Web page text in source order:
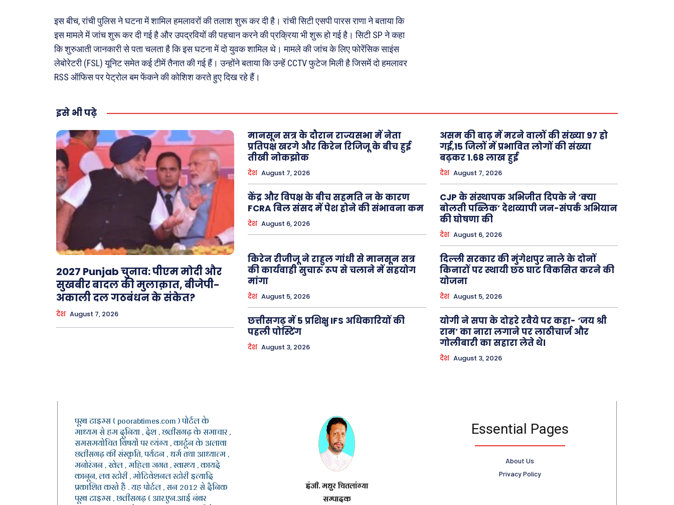
स्वास्थ्य
क़ायदे क़ानून जानकारी
कैरियर और शिक्षा
इस बीच, रांची पुलिस ने घटना में शामिल हमलावरों की तलाश शुरू कर दी है। रांची सिटी एसपी पारस राणा ने बताया कि
इस मामले में जांच शुरू कर दी गई है और उपद्रवियों की पहचान करने की प्रक्रिया भी शुरू हो गई है। सिटी SP ने कहा
कि शुरुआती जानकारी से पता चलता है कि इस घटना में दो युवक शामिल थे। मामले की जांच के लिए फोरेंसिक साइंस
लेबोरेटरी (FSL) यूनिट समेत कई टीमें तैनात की गई हैं। उन्होंने बताया कि उन्हें CCTV फुटेज मिली है जिसमें दो हमलावर
RSS ऑफिस पर पेट्रोल बम फेंकने की कोशिश करते हुए दिख रहे हैं।
इसे भी पढ़े
2027 Punjab चुनाव: पीएम मोदी और
सुखबीर बादल की मुलाक़ात, बीजेपी-
अकाली दल गठबंधन के संकेत?
देश August 7, 2026
मानसून सत्र के दौरान राज्यसभा में नेता
प्रतिपक्ष खरगे और किरेन रिजिजू के बीच हुई
तीखी नोकझोक
देश August 7, 2026
असम की बाढ़ में मरने वालों की संख्या 97 हो
गई,15 जिलों में प्रभावित लोगों की संख्या
बढ़कर 1.68 लाख हुई
देश August 7, 2026
केंद्र और विपक्ष के बीच सहमति न के कारण
FCRA बिल संसद में पेश होने की संभावना कम
देश August 6, 2026
CJP के संस्थापक अभिजीत दिपके ने ‘क्या
बोलती पब्लिक’ देशव्यापी जन-संपर्क अभियान
की घोषणा की
देश August 6, 2026
किरेन रीजीजू ने राहुल गांधी से मानसून सत्र
की कार्यवाही सुचारू रूप से चलाने में सहयोग
मांगा
देश August 5, 2026
दिल्ली सरकार की मुंगेशपुर नाले के दोनों
किनारों पर स्थायी छठ घाट विकसित करने की
योजना
देश August 5, 2026
छत्तीसगढ़ में 5 प्रशिक्षु IFS अधिकारियों की
पहली पोस्टिंग
देश August 3, 2026
योगी ने सपा के दोहरे रवैये पर कहा- ‘जय श्री
राम’ का नारा लगाने पर लाठीचार्ज और
गोलीबारी का सहारा लेते थे।
देश August 3, 2026
पूरब टाइम्स ( poorabtimes.com ) पोर्टल के
माध्यम से हम दुनिया , देश , छत्तीसगढ़ के समाचार ,
समसमयोचित विषयों पर व्यंग्य , कार्टून के अलावा
छत्तीसगढ़ की संस्कृति, पर्यटन , धर्म तथा आध्यात्म ,
मनोरंजन , खेल , महिला जगत , स्वास्थ्य , कायदे
कानून, लव स्टोरी , मोटिवेशनल स्टोरी इत्यादि
प्रकाशित करते हैं . यह पोर्टल , सन 2012 से दैनिक
पूरब टाइम्स , छत्तीसगढ़ ( आर.एन.आई नंबर
इंजी. मधुर चितलांग्या
सम्पादक
Essential Pages
About Us
Privacy Policy